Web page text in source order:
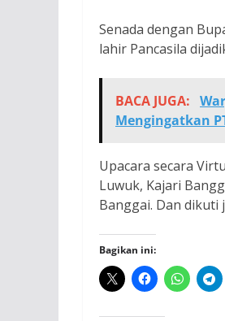
Senada dengan
lahir Pancasila
BACA JUGA:
Mengingatkan
Upacara secara
Luwuk, Kajari
Banggai. Dan dikuti
Bagikan ini: